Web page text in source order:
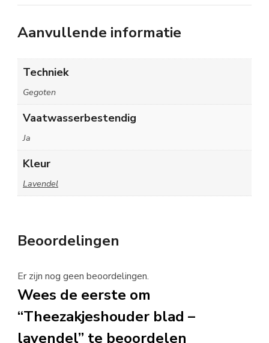
Aanvullende informatie
Techniek
Gegoten
Vaatwasserbestendig
Ja
Kleur
Lavendel
Beoordelingen
Er zijn nog geen beoordelingen.
Wees de eerste om
“Theezakjeshouder blad –
lavendel” te beoordelen